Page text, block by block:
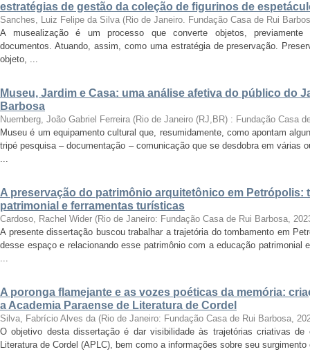
estratégias de gestão da coleção de figurinos de
Sanches, Luiz Felipe da Silva (Rio de Janeiro. Fundação Casa de Rui
A musealização é um processo que converte objetos, previamente
documentos. Atuando, assim, como uma estratégia de preservação.
objeto, ...
Museu, Jardim e Casa: uma análise afetiva do público do
Barbosa
Nuernberg, João Gabriel Ferreira (Rio de Janeiro (RJ,BR) : Fundação Casa
Museu é um equipamento cultural que, resumidamente, como apontam
tripé pesquisa – documentação – comunicação que se desdobra em várias
...
A preservação do patrimônio arquitetônico em Petrópolis:
patrimonial e ferramentas turísticas
Cardoso, Rachel Wider (Rio de Janeiro: Fundação Casa de Rui Barbosa,
A presente dissertação buscou trabalhar a trajetória do tombamento em
desse espaço e relacionando esse patrimônio com a educação patrimonial
...
A poronga flamejante e as vozes poéticas da memória:
a Academia Paraense de Literatura de Cordel
Silva, Fabrício Alves da (Rio de Janeiro: Fundação Casa de Rui Barbosa,
O objetivo desta dissertação é dar visibilidade às trajetórias criativas de
Literatura de Cordel (APLC), bem como a informações sobre seu